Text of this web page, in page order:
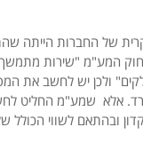
של החברות הייתה
המע"מ "שירות מתמשך
ולכן יש לחשב את
אלא שמע"מ החליט
ובהתאם לשווי הכולל